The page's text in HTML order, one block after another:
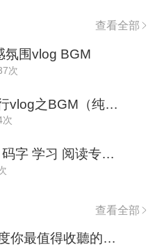
查看全部
氛围vlog BGM
次
高品质日常/旅行vlog之BGM（纯音乐版）
次
静心纯音‖论文 码字 学习 阅读专用BGM
查看全部
2026年第一季度你最值得收聽的100首歌曲